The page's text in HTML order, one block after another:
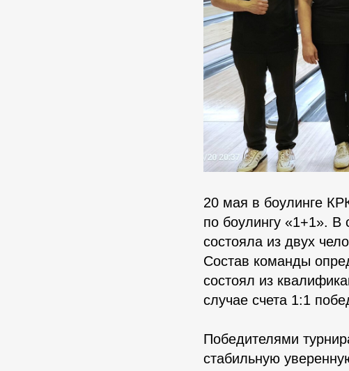
20 мая в боулинге
по боулингу «1+1». В
состояла из двух
Состав команды
состоял из
случае счета 1:1
Победителями
стабильную